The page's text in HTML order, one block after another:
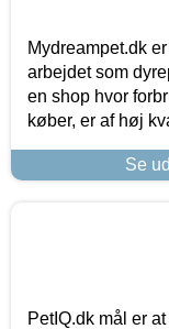
Mydreampet.dk
arbejdet som
en shop hvor
køber, er af høj
Se
PetIQ.dk mål er